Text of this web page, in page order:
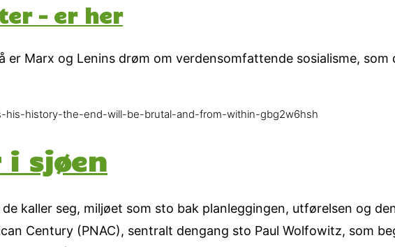
– er her
Marx og Lenins drøm om verdensomfattende sosialisme, som
his-history-the-end-will-be-brutal-and-from-within-gbg2w6hsh
i sjøen
kaller seg, miljøet som sto bak planleggingen, utførelsen og
Century (PNAC), sentralt dengang sto Paul Wolfowitz, som